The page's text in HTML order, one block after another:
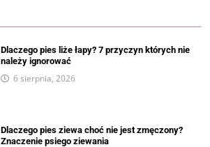
Dlaczego pies liże łapy? 7 przyczyn których nie
należy ignorować
6 sierpnia, 2026
Dlaczego pies ziewa choć nie jest zmęczony?
Znaczenie psiego ziewania